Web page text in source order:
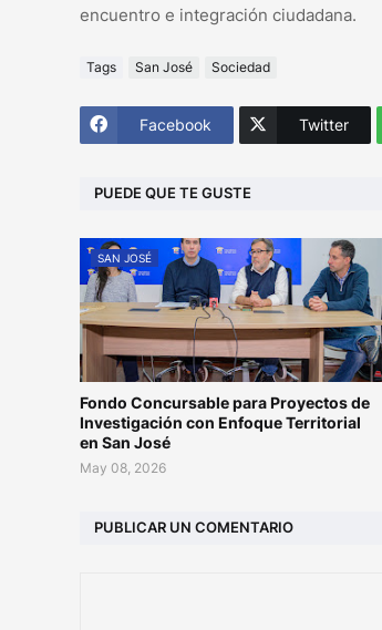
encuentro e integración ciudadana.
Tags San José Sociedad
Facebook Twitter
PUEDE QUE TE GUSTE
SAN JOSÉ
Fondo Concursable para Proyectos de
Investigación con Enfoque Territorial
en San José
May 08, 2026
PUBLICAR UN COMENTARIO